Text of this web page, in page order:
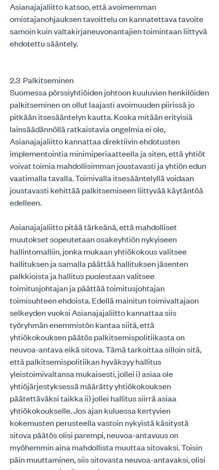
Asianajajaliitto katsoo, että avoimemman
omistajanohjauksen tavoittelu on kannatettava tavoite
samoin kuin valtakirjaneuvonantajien toimintaan liittyvä
ehdotettu sääntely.
2.3 Palkitseminen
Suomessa pörssiyhtiöiden johtoon kuuluvien henkilöiden
palkitseminen on ollut laajasti avoimuuden piirissä jo
pitkään itsesääntelyn kautta. Koska mitään erityisiä
lainsäädännöllä ratkaistavia ongelmia ei ole,
Asianajajaliitto kannattaa direktiivin ehdotusten
implementointia minimiperiaatteella ja siten, että yhtiöt
voivat toimia mahdollisimman joustavasti ja yhtiön edun
vaatimalla tavalla. Toimivalla itsesääntelyllä voidaan
joustavasti kehittää palkitsemiseen liittyvää käytäntöä
edelleen.
Asianajajaliitto pitää tärkeänä, että mahdolliset
muutokset sopeutetaan osakeyhtiön nykyiseen
hallintomalliin, jonka mukaan yhtiökokous valitsee
hallituksen ja samalla päättää hallituksen jäsenten
palkkioista ja hallitus puolestaan valitsee
toimitusjohtajan ja päättää toimitusjohtajan
toimisuhteen ehdoista. Edellä mainitun toimivaltajaon
selkeyden vuoksi Asianajajaliitto kannattaa siis
työryhmän enemmistön kantaa siitä, että
yhtiökokouksen päätös palkitsemispolitiikasta on
neuvoa-antava eikä sitova. Tämä tarkoittaa silloin sitä,
että palkitsemispolitiikan hyväksyy hallitus
yleistoimivaltansa mukaisesti, jollei i) asiaa ole
yhtiöjärjestyksessä määrätty yhtiökokouksen
päätettäväksi taikka ii) jollei hallitus siirrä asiaa
yhtiökokoukselle. Jos ajan kuluessa kertyvien
kokemusten perusteella vastoin nykyistä käsitystä
sitova päätös olisi parempi, neuvoa-antavuus on
myöhemmin aina mahdollista muuttaa sitovaksi. Toisin
päin muuttaminen, siis sitovasta neuvoa-antavaksi, olisi